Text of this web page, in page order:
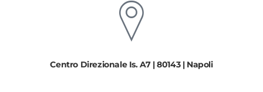
Centro Direzionale Is. A7 | 80143 | Napoli